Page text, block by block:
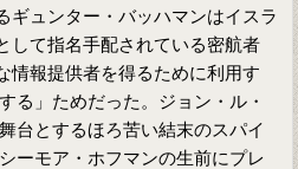
ギュンター・バッハマンはイスラ
して指名手配されている密航者
情報提供者を得るために利用す
る」ためだった。ジョン・ル・
台とするほろ苦い結末のスパイ
ーモア・ホフマンの生前にプレ